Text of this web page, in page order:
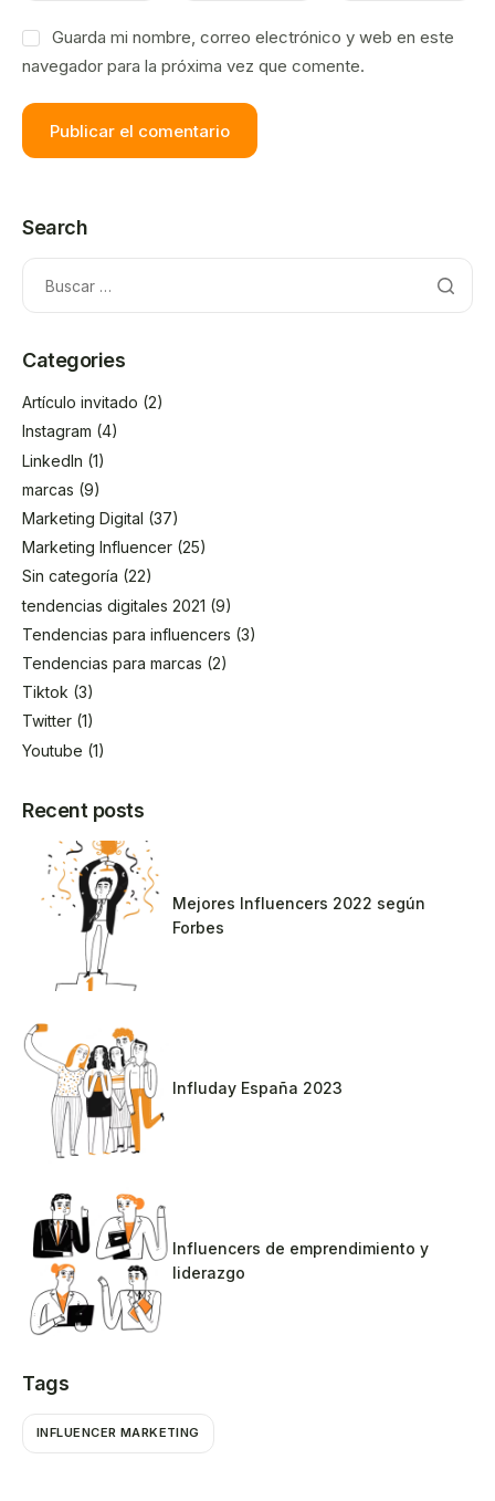
Guarda mi nombre, correo electrónico y web en este
navegador para la próxima vez que comente.
Search
Categories
Artículo invitado (2)
Instagram (4)
LinkedIn (1)
marcas (9)
Marketing Digital (37)
Marketing Influencer (25)
Sin categoría (22)
tendencias digitales 2021 (9)
Tendencias para influencers (3)
Tendencias para marcas (2)
Tiktok (3)
Twitter (1)
Youtube (1)
Recent posts
Mejores Influencers 2022 según
Forbes
Influday España 2023
Influencers de emprendimiento y
liderazgo
Tags
INFLUENCER MARKETING